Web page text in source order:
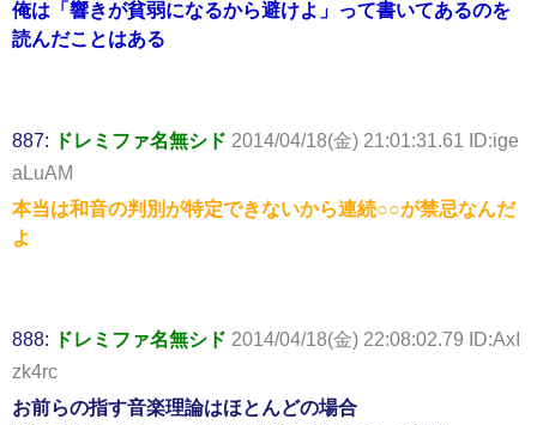
俺は「響きが貧弱になるから避けよ」って書いてあるのを
読んだことはある
887: ドレミファ名無シド 2014/04/18(金) 21:01:31.61 ID:ige
aLuAM
本当は和音の判別が特定できないから連続○○が禁忌なんだ
よ
888: ドレミファ名無シド 2014/04/18(金) 22:08:02.79 ID:AxI
zk4rc
お前らの指す音楽理論はほとんどの場合